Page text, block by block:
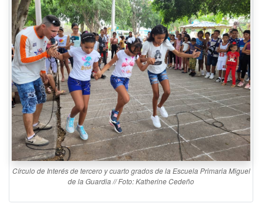
Círculo de Interés de tercero y cuarto grados de la Escuela Primaria Miguel
de la Guardia // Foto: Katherine Cedeño